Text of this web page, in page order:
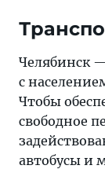
Челябинск
с
Чтобы
свободное
автобусы и